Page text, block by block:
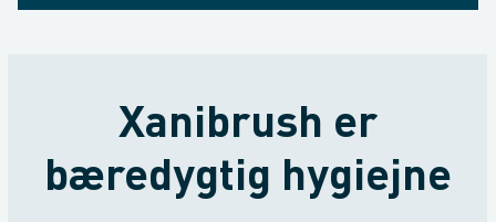
Xanibrush er
bæredygtig hygiejne